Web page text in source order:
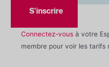
S'inscrire
Connectez-vousà votre
membre pour voir les tarifs